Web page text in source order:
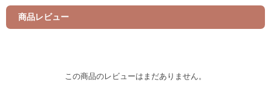
商品レビュー
この商品のレビューはまだありません。